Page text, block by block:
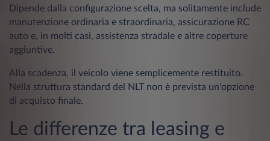
Dipende dalla configurazione scelta, ma solitamente include
manutenzione ordinaria e straordinaria, assicurazione RC
auto e, in molti casi, assistenza stradale e altre coperture
aggiuntive.
Alla scadenza, il veicolo viene semplicemente restituito.
Nella struttura standard del NLT non è prevista un'opzione
di acquisto finale.
Le differenze tra leasing e